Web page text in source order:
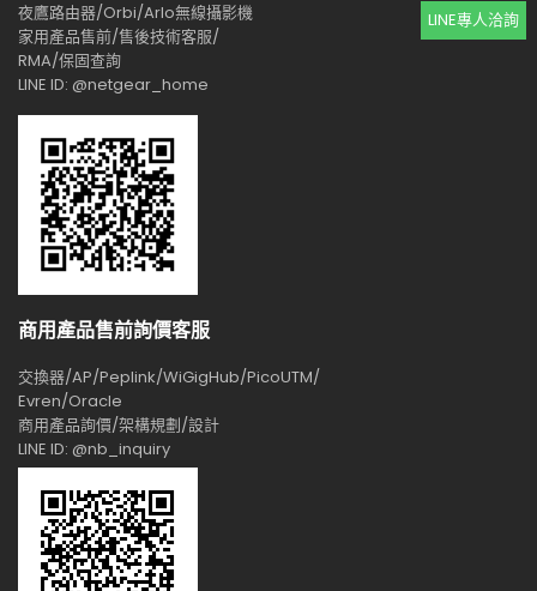
夜鷹路由器/Orbi/Arlo無線攝影機
家用產品售前/售後技術客服/
RMA/保固查詢
LINE ID: @netgear_home
商用產品售前詢價客服
交換器/AP/Peplink/WiGigHub/PicoUTM/
Evren/Oracle
商用產品詢價/架構規劃/設計
LINE ID: @nb_inquiry
LINE專人洽詢